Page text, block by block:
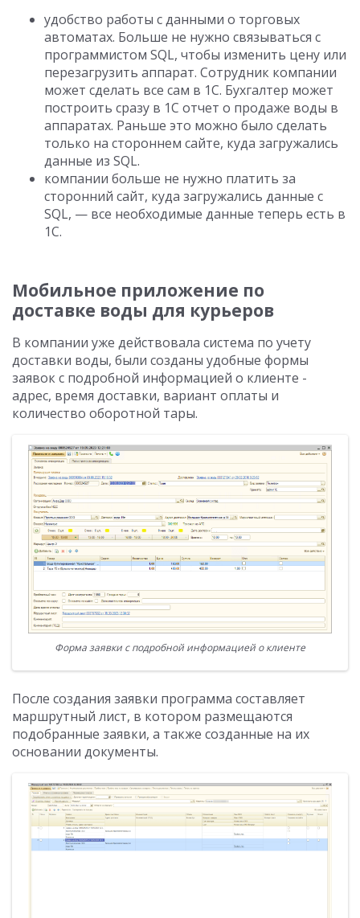
удобство работы с данными о торговых
автоматах. Больше не нужно связываться с
программистом SQL, чтобы изменить цену или
перезагрузить аппарат. Сотрудник компании
может сделать все сам в 1С. Бухгалтер может
построить сразу в 1С отчет о продаже воды в
аппаратах. Раньше это можно было сделать
только на стороннем сайте, куда загружались
данные из SQL.
компании больше не нужно платить за
сторонний сайт, куда загружались данные с
SQL, — все необходимые данные теперь есть в
1С.
Мобильное приложение по
доставке воды для курьеров
В компании уже действовала система по учету
доставки воды, были созданы удобные формы
заявок с подробной информацией о клиенте -
адрес, время доставки, вариант оплаты и
количество оборотной тары.
Форма заявки с подробной информацией о клиенте
После создания заявки программа составляет
маршрутный лист, в котором размещаются
подобранные заявки, а также созданные на их
основании документы.